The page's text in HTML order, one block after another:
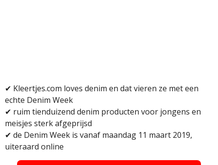
✔ Kleertjes.com loves denim en dat vieren ze met een
echte Denim Week
✔ ruim tienduizend denim producten voor jongens en
meisjes sterk afgeprijsd
✔ de Denim Week is vanaf maandag 11 maart 2019,
uiteraard online